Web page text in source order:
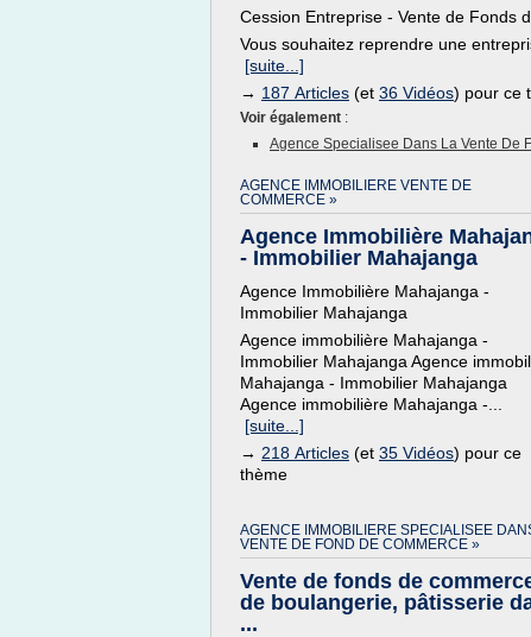
Cession Entreprise - Vente de Fonds
Vous souhaitez reprendre une
[suite...]
→ 187 Articles (et 36 Vidéos) pour ce
Voir également :
Agence Specialisee Dans La Vente De
AGENCE IMMOBILIERE VENTE DE
COMMERCE »
Agence Immobilière
- Immobilier Mahajanga
Agence Immobilière Mahajanga -
Immobilier Mahajanga
Agence immobilière Mahajanga -
Immobilier Mahajanga Agence
Mahajanga - Immobilier Mahajanga
Agence immobilière Mahajanga -...
[suite...]
→ 218 Articles (et 35 Vidéos) pour ce
thème
AGENCE IMMOBILIERE SPECIALISEE
VENTE DE FOND DE COMMERCE »
Vente de fonds de
de boulangerie, pâtisserie
...